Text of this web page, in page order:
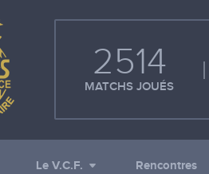
2514
MATCHS JOUÉS
Le V.C.F. Rencontres